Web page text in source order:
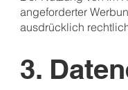
angeforderter
ausdrücklich
3.